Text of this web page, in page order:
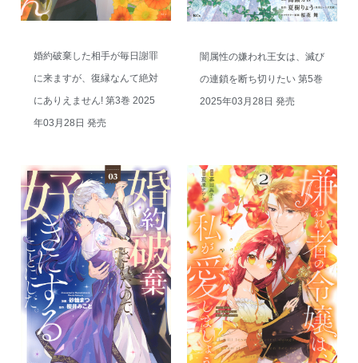
婚約破棄した相手が毎日謝罪
に来ますが、復縁なんて絶対
にありえません! 第3巻 2025
年03月28日 発売
闇属性の嫌われ王女は、滅び
の連鎖を断ち切りたい 第5巻
2025年03月28日 発売